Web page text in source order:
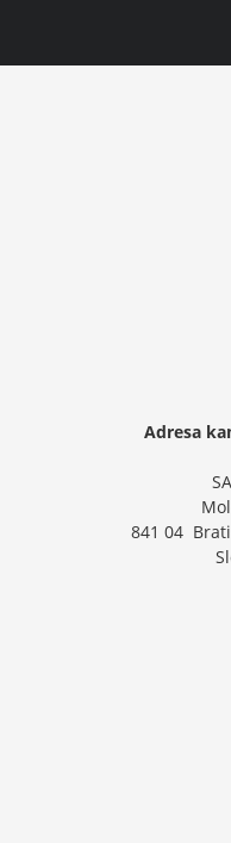
Adresa
841 04